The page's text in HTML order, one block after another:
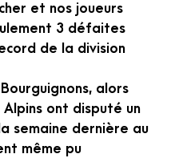
et nos joueurs
3 défaites
de la division
alors
Alpins ont disputé un
semaine dernière au
même pu